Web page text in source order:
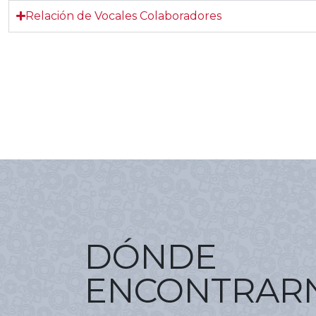
Relación de Vocales Colaboradores
DÓNDE